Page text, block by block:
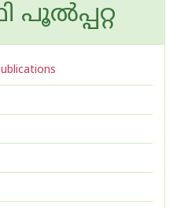
പൂല്‍പ്പറ്റ